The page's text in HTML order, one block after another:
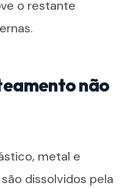
o restante
não
metal e
dissolvidos pela